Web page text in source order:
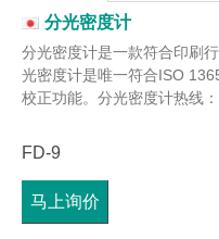
分光密度计
分光密度计是一款符合印刷
光密度计是唯一符合ISO
校正功能。分光密度计热线
FD-9
马上询价